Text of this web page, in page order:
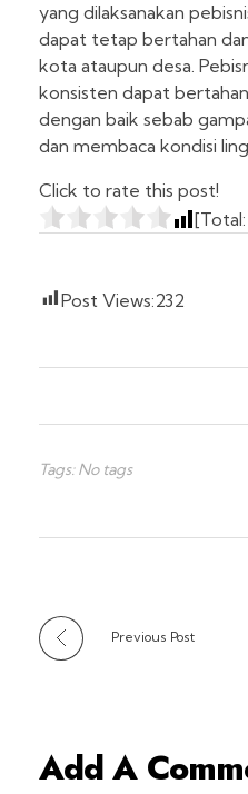
yang dilaksanakan
dapat tetap bertahan
kota ataupun desa.
konsisten dapat
dengan baik sebab
dan membaca kondisi
Click to rate this post!
[Total:
Post Views:232
Tags: No tags
Previous Post
Add A